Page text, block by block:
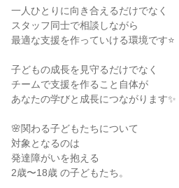
一人ひとりに向き合えるだけでなく
スタッフ同士で相談しながら
最適な支援を作っていける環境です⭐
子どもの成長を見守るだけでなく
チームで支援を作ること自体が
あなたの学びと成長につながります✨
🌸関わる子どもたちについて
対象となるのは
発達障がいを抱える
2歳〜18歳 の子どもたち。